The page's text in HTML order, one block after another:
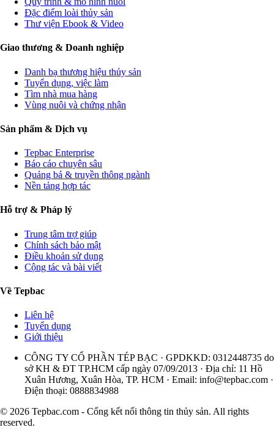
Đặc điểm loài thủy sản
Thư viện Ebook & Video
Giao thương & Doanh nghiệp
Danh bạ thương hiệu thủy sản
Tuyển dụng, việc làm
Tìm nhà mua hàng
Vùng nuôi và chứng nhận
Sản phẩm & Dịch vụ
Tepbac Enterprise
Báo cáo chuyên sâu
Quảng bá & truyền thông ngành
Nền tảng hợp tác
Hỗ trợ & Pháp lý
Trung tâm trợ giúp
Chính sách bảo mật
Điều khoản sử dụng
Cộng tác và bài viết
Về Tepbac
Liên hệ
Tuyển dụng
Giới thiệu
CÔNG TY CỔ PHẦN TÉP BẠC · GPDKKD: 0312448735 do
sở KH & ĐT TP.HCM cấp ngày 07/09/2013 · Địa chỉ: 11 Hồ
Xuân Hương, Xuân Hòa, TP. HCM · Email: info@tepbac.com ·
Điện thoại: 0888834988
© 2026 Tepbac.com - Cổng kết nối thông tin thủy sản. All rights
reserved.